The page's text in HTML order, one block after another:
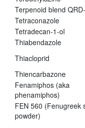
Terpenoid blend
Tetraconazole
Tetradecan-1-ol
Thiabendazole
Thiacloprid
Thiencarbazone
Fenamiphos (aka
phenamiphos)
FEN 560 (Fenugreek
powder)